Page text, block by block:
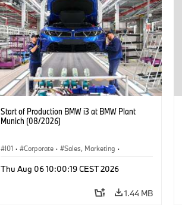
Start of Production BMW i3 at BMW Plant
Munich (08/2026)
I01 · Corporate · Sales, Marketing ·
Thu Aug 06 10:00:19 CEST 2026
1.44 MB